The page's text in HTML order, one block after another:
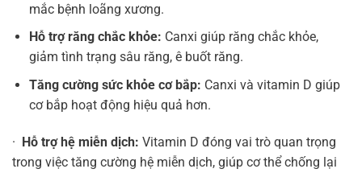
mắc bệnh loãng xương.
Hỗ trợ răng chắc khỏe: Canxi giúp răng chắc khỏe,
giảm tình trạng sâu răng, ê buốt răng.
Tăng cường sức khỏe cơ bắp: Canxi và vitamin D giúp
cơ bắp hoạt động hiệu quả hơn.
· Hỗ trợ hệ miễn dịch: Vitamin D đóng vai trò quan trọng
trong việc tăng cường hệ miễn dịch, giúp cơ thể chống lại